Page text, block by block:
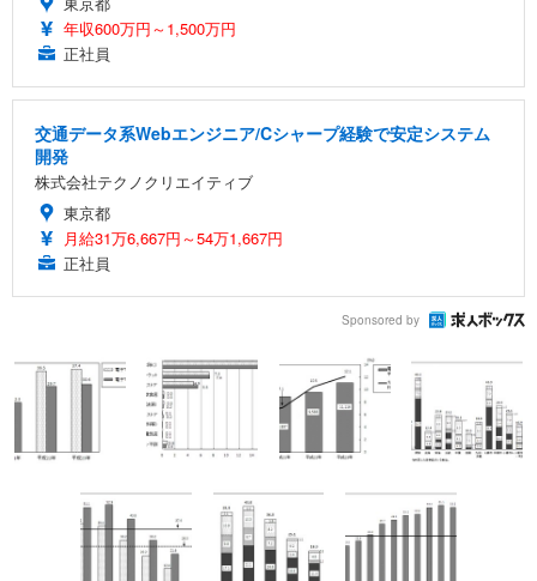
年収600万円～1,500万円
正社員
交通データ系Webエンジニア/Cシャープ経験で安定システム
開発
株式会社テクノクリエイティブ
東京都
月給31万6,667円～54万1,667円
正社員
Sponsored by